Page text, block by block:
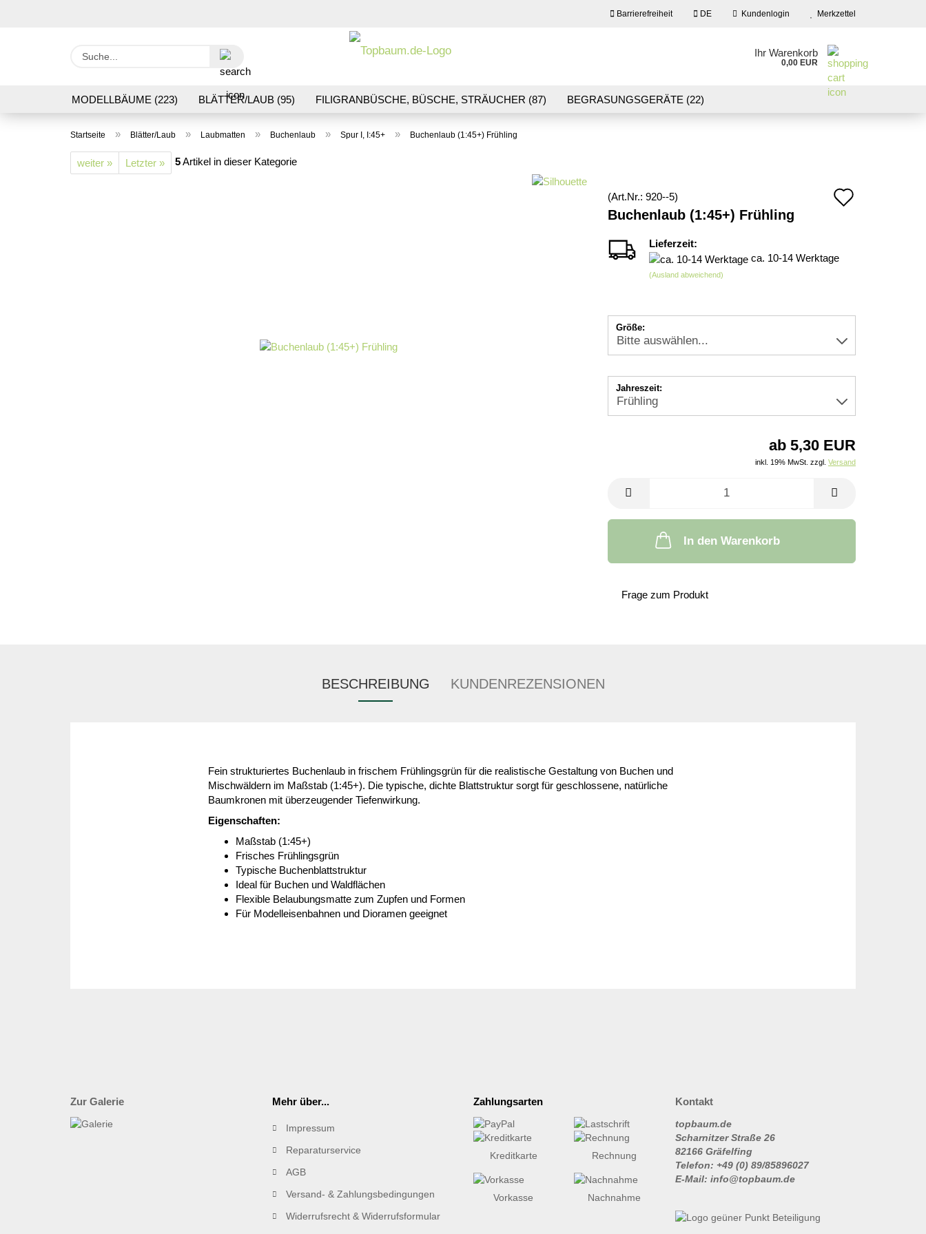
Barrierefreiheit DE Kundenlogin
Konto erstellen
Merkzettel
Ihr Warenkorb
0,00 EUR
MODELLBÄUME (223) BLÄTTER/LAUB (95) FILIGRANBÜSCHE, BÜSCHE, STRÄUCHER (87) BEGRASUNGSGERÄTE (22)
VERARBEITUNG/WERKZEUGE (16)
Startseite » Blätter/Laub » Laubmatten » Buchenlaub » Spur I, I:45+ » Buchenlaub (1:45+) Frühling
weiter » Letzter » 5Artikel in dieser Kategorie
(Art.Nr.: 920--5)
Buchenlaub (1:45+) Frühling
Lieferzeit:
ca. 10-14 Werktage
(Ausland abweichend)
Größe:
Jahreszeit:
ab 5,30 EUR
inkl. 19% MwSt. zzgl. Versand
In den Warenkorb
Frage zum Produkt
BESCHREIBUNG KUNDENREZENSIONEN
Fein strukturiertes Buchenlaub in frischem Frühlingsgrün für die realistische Gestaltung von Buchen und
Mischwäldern im Maßstab (1:45+). Die typische, dichte Blattstruktur sorgt für geschlossene, natürliche
Baumkronen mit überzeugender Tiefenwirkung.
Eigenschaften:
Maßstab (1:45+)
Frisches Frühlingsgrün
Typische Buchenblattstruktur
Ideal für Buchen und Waldflächen
Flexible Belaubungsmatte zum Zupfen und Formen
Für Modelleisenbahnen und Dioramen geeignet
Zur Galerie Mehr über...
Impressum
Reparaturservice
AGB
Versand- & Zahlungsbedingungen
Widerrufsrecht & Widerrufsformular
Zahlungsarten
Kreditkarte Rechnung
Vorkasse Nachnahme
Kontakt
topbaum.de
Scharnitzer Straße 26
82166 Gräfelfing
Telefon: +49 (0) 89/85896027
E-Mail: info@topbaum.de